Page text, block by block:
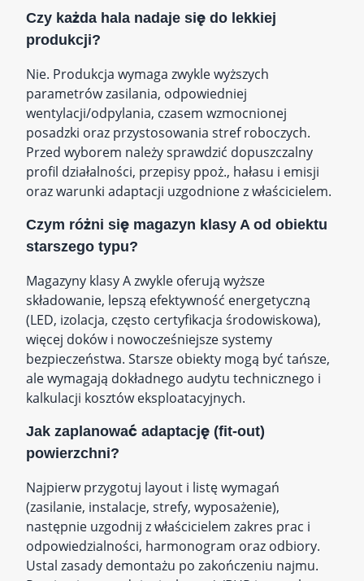
Czy każda hala nadaje się do lekkiej
produkcji?
Nie. Produkcja wymaga zwykle wyższych
parametrów zasilania, odpowiedniej
wentylacji/odpylania, czasem wzmocnionej
posadzki oraz przystosowania stref roboczych.
Przed wyborem należy sprawdzić dopuszczalny
profil działalności, przepisy ppoż., hałasu i emisji
oraz warunki adaptacji uzgodnione z właścicielem.
Czym różni się magazyn klasy A od obiektu
starszego typu?
Magazyny klasy A zwykle oferują wyższe
składowanie, lepszą efektywność energetyczną
(LED, izolacja, często certyfikacja środowiskowa),
więcej doków i nowocześniejsze systemy
bezpieczeństwa. Starsze obiekty mogą być tańsze,
ale wymagają dokładnego audytu technicznego i
kalkulacji kosztów eksploatacyjnych.
Jak zaplanować adaptację (fit‑out)
powierzchni?
Najpierw przygotuj layout i listę wymagań
(zasilanie, instalacje, strefy, wyposażenie),
następnie uzgodnij z właścicielem zakres prac i
odpowiedzialności, harmonogram oraz odbiory.
Ustal zasady demontażu po zakończeniu najmu.